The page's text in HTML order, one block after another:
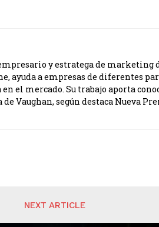
y estratega de
ayuda a empresas de diferentes
el mercado. Su trabajo aporta
Vaughan, según destaca Nueva
NEXT ARTICLE